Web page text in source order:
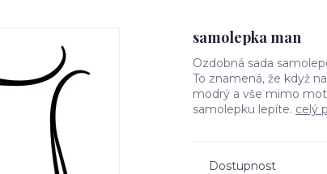
samolepka man
Ozdobná sada
To znamená, že když
modrý a vše mimo
samolepku lepíte. celý
Dostupnost